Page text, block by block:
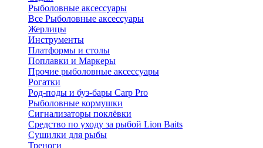
Рыболовные аксессуары
Все Рыболовные аксессуары
Жерлицы
Инструменты
Платформы и столы
Поплавки и Маркеры
Прочие рыболовные аксессуары
Рогатки
Род-поды и буз-бары Carp Pro
Рыболовные кормушки
Сигнализаторы поклёвки
Средство по уходу за рыбой Lion Baits
Сушилки для рыбы
Треноги